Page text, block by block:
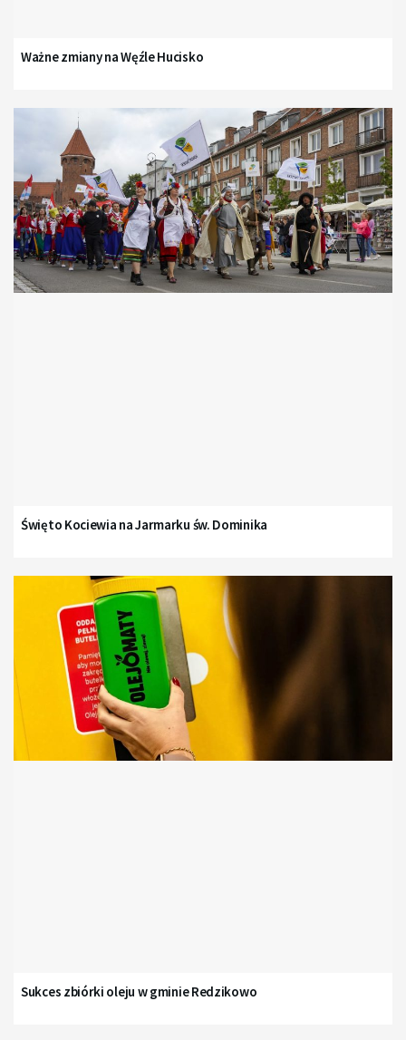
Ważne zmiany na Węźle Hucisko
Święto Kociewia na Jarmarku św. Dominika
Sukces zbiórki oleju w gminie Redzikowo